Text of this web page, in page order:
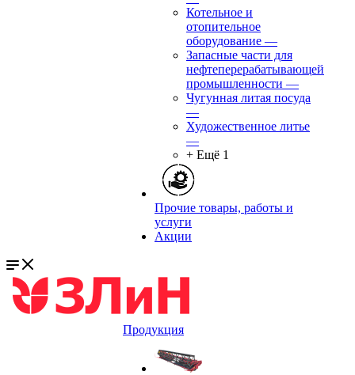
Котельное и
отопительное
оборудование —
Запасные части для
нефтеперерабатывающей
промышленности —
Чугунная литая посуда
—
Художественное литье
—
+ Ещё 1
Прочие товары, работы и
услуги
Акции
Продукция